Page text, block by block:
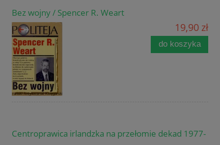
Bez wojny / Spencer R. Weart
19,90 zł
do koszyka
Centroprawica irlandzka na przełomie dekad 1977-